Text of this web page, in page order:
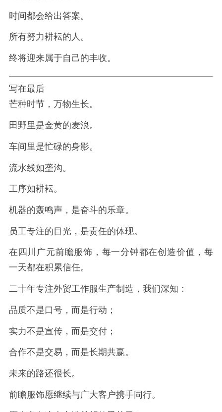
时间都会给出答案。
所有努力耕耘的人。
终将迎来属于自己的丰收。
写在最后
芒种时节，万物生长。
田野里是金黄的麦浪。
车间里是忙碌的身影。
流水线如垄沟。
工序如耕耘。
机器的轰鸣声，是奋斗的乐章。
员工专注的目光，是责任的体现。
在四川广元前瞻服饰，每一分钟都在创造价值，每
一天都在积累信任。
二十年专注外贸工作服生产制造，我们深知：
品质不是口号，而是行动；
实力不是宣传，而是交付；
合作不是交易，而是长期共赢。
未来的路还很长。
前瞻服饰愿继续与广大客户携手同行。